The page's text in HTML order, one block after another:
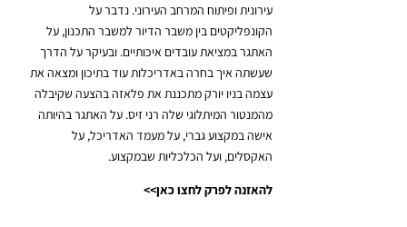
עירונית ופיתוח המרחב העירוני.נדבר על
הקונפליקטים בין משבר הדיור למשבר התכנון, על
האתגר במציאת עובדים איכותיים. ובעיקר על הדרך
שעשתה איך בחרה באדריכלות עוד בתיכון ומצאה את
עצמה בניו יורק מתכננת את פלאזה בהצעה שקיבלה
מהמנטור המיתלוגי שלה רני זיס.על האתגר בהיותה
אישה במקצוע גברי, על מעמד האדריכל, על
האקסלים, ועל הכלכליות שבמקצוע.
להאזנה לפרק לחצו כאן>>